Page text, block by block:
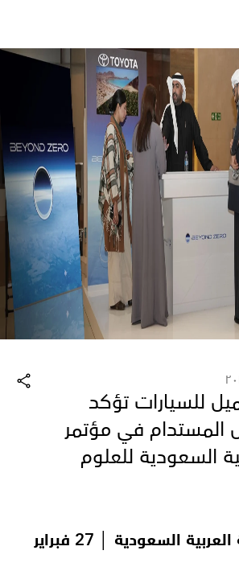
للسيارات تؤكد
المستدام في مؤتمر
السعودية للعلوم
الرياض، المملكة العربية السعودية │ 27 فبراير